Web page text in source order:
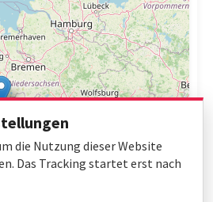
die Nutzung dieser Website
Das Tracking startet erst nach